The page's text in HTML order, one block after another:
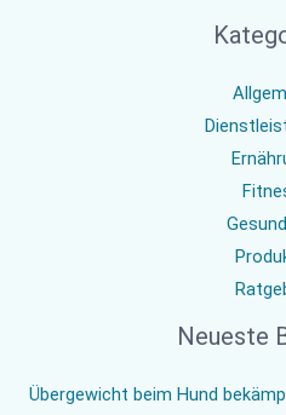
Neueste
Übergewicht beim Hund